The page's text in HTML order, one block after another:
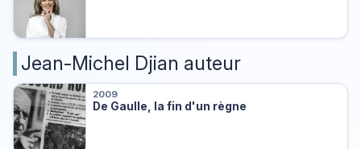
Jean-Michel Djian auteur
2009
De Gaulle, la fin d'un règne